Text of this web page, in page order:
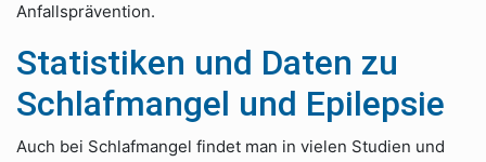
Anfallsprävention.
Statistiken und Daten zu
Schlafmangel und Epilepsie
Auch bei Schlafmangel findet man in vielen Studien und